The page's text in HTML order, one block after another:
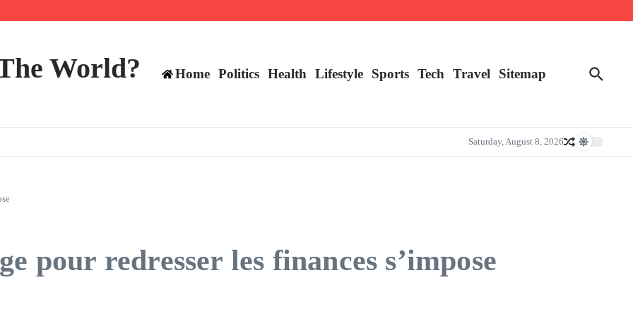
All-Star on the Warriors
squad | Virginia
World? Home Politics Health Lifestyle Sports Tech Travel Sitemap
Saturday, August 8, 2026
pour redresser les finances s’impose